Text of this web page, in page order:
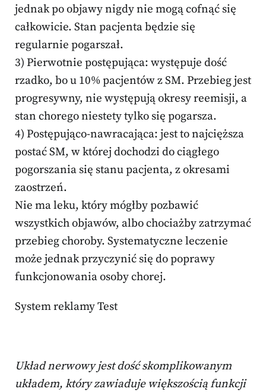
jednak po objawy nigdy nie mogą cofnąć się
całkowicie. Stan pacjenta będzie się
regularnie pogarszał.
3) Pierwotnie postępująca: występuje dość
rzadko, bo u 10% pacjentów z SM. Przebieg jest
progresywny, nie występują okresy reemisji, a
stan chorego niestety tylko się pogarsza.
4) Postępująco-nawracająca: jest to najcięższa
postać SM, w której dochodzi do ciągłego
pogorszania się stanu pacjenta, z okresami
zaostrzeń.
Nie ma leku, który mógłby pozbawić
wszystkich objawów, albo chociażby zatrzymać
przebieg choroby. Systematyczne leczenie
może jednak przyczynić się do poprawy
funkcjonowania osoby chorej.
System reklamy Test
Układ nerwowy jest dość skomplikowanym
układem, który zawiaduje większością funkcji